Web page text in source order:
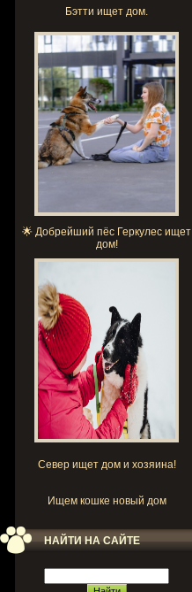
Бэтти ищет дом.
🌟 Добрейший пёс Геркулес ищет
дом!
Север ищет дом и хозяина!
Ищем кошке новый дом
НАЙТИ НА САЙТЕ